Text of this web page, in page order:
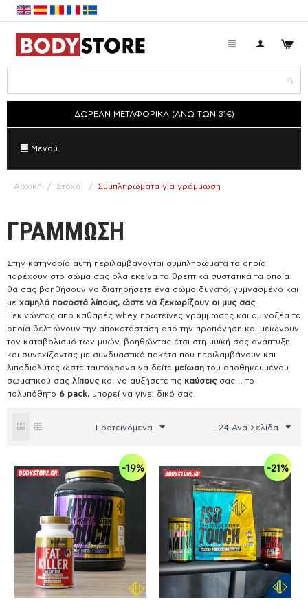
ΔΩΡΕΑΝ ΜΕΤΑΦΟΡΙΚΑ (ΑΝΩ ΤΩΝ 31€)
Μενού
Αρχική / Στόχοι / Συμπληρώματα για γράμμωση
ΓΡΑΜΜΩΣΗ
Στην κατηγορία αυτή περιλαμβάνονται συμπληρώματα τα οποία
παρέχουν στο σώμα σας όλα εκείνα τα θρεπτικά συστατικά τα οποία
θα σας βοηθήσουν να διατηρήσετε ένα σώμα δυνατό, γυμνασμένο και
με χαμηλά ποσοστά λίπους, ώστε να ξεχωρίζουν οι μυς σας
Ξεκινώντας από καθαρές whey πρωτεΐνες γράμμωσης και αμινοξέα τα
οποία βελτιώνουν την αποκατάσταση από την προπόνηση και μειώνουν
τον καταβολισμό των μυών, βοηθώντας έτσι στη μυϊκή σας ανάπτυξη,
και συνεχίζοντας με συνδυαστικά πακέτα που περιλαμβάνουν και
λιποδιαλύτες ώστε ταυτόχρονα να δείτε μείωση του αποθηκευμένου
σωματικού σας λίπους και να αυξήσετε τις καύσεις σας… το
πολυπόθητο 6 pack, μπορεί να γίνει δικό σας.
Προτεινόμενα 24 Ανα Σελίδα
-19% -21%